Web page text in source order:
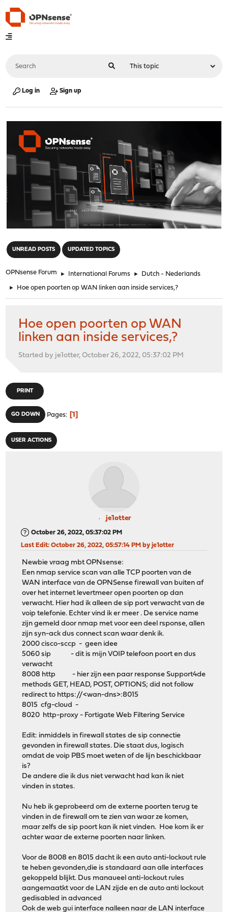
Log in Sign up
UNREAD POSTS UPDATED TOPICS
OPNsense Forum ► International Forums ► Dutch - Nederlands
► Hoe open poorten op WAN linken aan inside services,?
Hoe open poorten op WAN
linken aan inside services,?
Started by je1otter, October 26, 2022, 05:37:02 PM
PRINT
GO DOWN Pages 1
USER ACTIONS
je1otter
October 26, 2022, 05:37:02 PM
Last Edit: October 26, 2022, 05:57:14 PM by je1otter
Newbie vraag mbt OPNsense:
Een nmap service scan van alle TCP poorten van de
WAN interface van de OPNSense firewall van buiten af
over het internet levertmeer open poorten op dan
verwacht. Hier had ik alleen de sip port verwacht van de
voip telefonie. Echter vind ik er meer . De service name
zijn gemeld door nmap met voor een deel rsponse, allen
zijn syn-ack dus connect scan waar denk ik.
2000 cisco-sccp - geen idee
5060 sip - dit is mijn VOIP telefoon poort en dus
verwacht
8008 http - hier zijn een paar response Support4de
methods GET, HEAD, POST, OPTIONS; did not follow
redirect to https://<wan-dns>:8015
8015 cfg-cloud -
8020 http-proxy - Fortigate Web Filtering Service
Edit: inmiddels in firewall states de sip connectie
gevonden in firewall states. Die staat dus, logisch
omdat de voip PBS moet weten of de lijn beschickbaar
is?
De andere die ik dus niet verwacht had kan ik niet
vinden in states.
Nu heb ik geprobeerd om de externe poorten terug te
vinden in de firewall om te zien van waar ze komen,
maar zelfs de sip poort kan ik niet vinden. Hoe kom ik er
achter waar de externe poorten naar linken.
Voor de 8008 en 8015 dacht ik een auto anti-lockout rule
te heben gevonden,die is standaard aan alle interfaces
gekoppeld blijkt. Dus manaueel anti-lockout rules
aangemaatkt voor de LAN zijde en de auto anti lockout
gedisabled in advanced
Ook de web gui interface nalleen naar de LAN interface